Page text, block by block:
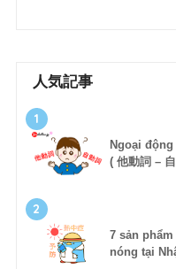
人気記事
1
Ngoại
( 他動詞 –
2
7 sản
nóng tại